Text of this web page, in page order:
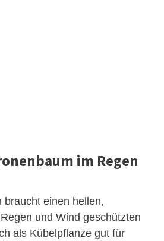
im Regen
braucht einen hellen,
und Wind geschützten
als Kübelpflanze gut für